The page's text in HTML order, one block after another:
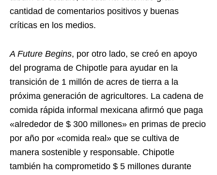
cantidad de comentarios positivos y buenas
críticas en los medios.
A Future Begins, por otro lado, se creó en apoyo
del programa de Chipotle para ayudar en la
transición de 1 millón de acres de tierra a la
próxima generación de agricultores. La cadena de
comida rápida informal mexicana afirmó que paga
«alrededor de $ 300 millones» en primas de precio
por año por «comida real» que se cultiva de
manera sostenible y responsable. Chipotle
también ha comprometido $ 5 millones durante